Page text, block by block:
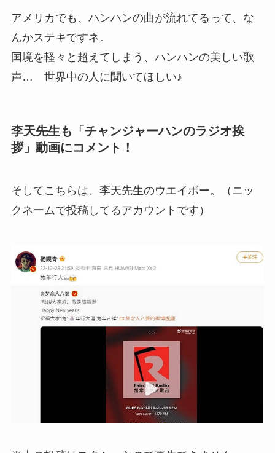
アメリカでも、ハンハンの曲が流れてるって、な
んかステキですネ。
国境を軽々と超えてしまう、ハンハンの美しい歌
声… 世界中の人に聞いてほしい♪
李天先生も「チャンジャーハンのラジオ挨
拶」動画にコメント！
そしてこちらは、李天先生のウエイボー。（ニッ
クネームで投稿してるアカウントです）